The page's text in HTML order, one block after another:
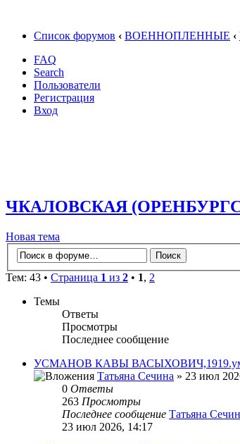
Список форумов ‹ ВОЕННОПЛЕННЫЕ ‹
FAQ
Search
Пользователи
Регистрация
Вход
ЧКАЛОВСКАЯ
Новая тема
Тем: 43 • Страница 1 из 2 • 1, 2
Темы
Ответы
Просмотры
Последнее сообщение
УСМАНОВ КАВЫ ВАСЫХОВИЧ,1919.умер
Татьяна Сечина » 23 июл
0 Ответы
263 Просмотры
Последнее сообщение Татьяна
23 июл 2026, 14:17